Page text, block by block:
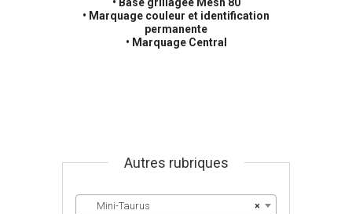
• Marquage couleur et identification
permanente
• Marquage Central
Autres rubriques
×
Mini-Taurus